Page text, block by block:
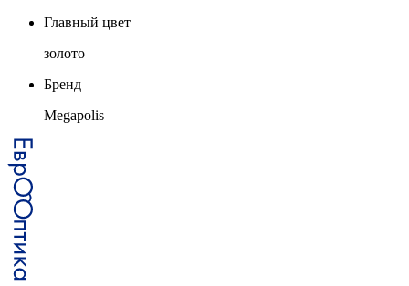
Главный цвет
золото
Бренд
Megapolis